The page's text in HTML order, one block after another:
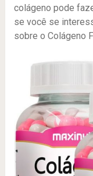
colágeno pode
se você se
sobre o Colágeno